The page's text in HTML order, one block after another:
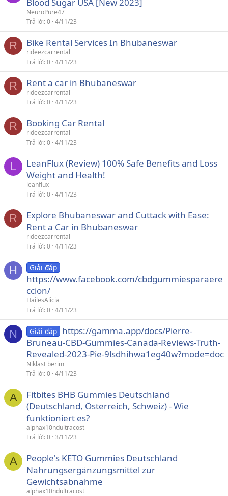
NeuroPure47
Trả lời 0 4/11/23
R Bike Rental Services In Bhubaneswar
rideezcarrental
Trả lời 0 4/11/23
R Rent a car in Bhubaneswar
rideezcarrental
Trả lời 0 4/11/23
R Booking Car Rental
rideezcarrental
Trả lời 0 4/11/23
L
LeanFlux (Review) 100% Safe Benefits and Loss
Weight and Health!
leanflux
Trả lời 0 4/11/23
R
Explore Bhubaneswar and Cuttack with Ease:
Rent a Car in Bhubaneswar
rideezcarrental
Trả lời 0 4/11/23
H Giải đáp
https://www.facebook.com/cbdgummiesparaere
ccion/
HailesAlicia
Trả lời 0 4/11/23
N Giải đáp https://gamma.app/docs/Pierre-
Bruneau-CBD-Gummies-Canada-Reviews-Truth-
Revealed-2023-Pie-9lsdhihwa1eg40w?mode=doc
NiklasEberim
Trả lời 0 4/11/23
A
Fitbites BHB Gummies Deutschland
(Deutschland, Österreich, Schweiz) - Wie
funktioniert es?
alphax10ndultracost
Trả lời 0 3/11/23
A
People's KETO Gummies Deutschland
Nahrungsergänzungsmittel zur
Gewichtsabnahme
alphax10ndultracost